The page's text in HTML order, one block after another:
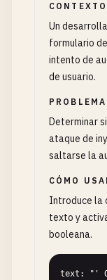
CONTEXTO
Un
formulario
intento de
de usuario.
PROBLEMA
Determinar
ataque de
saltarse la
CÓMO
Introduce la
texto y
booleana.
text: "'